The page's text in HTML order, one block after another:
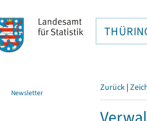
Newsletter Zurück |